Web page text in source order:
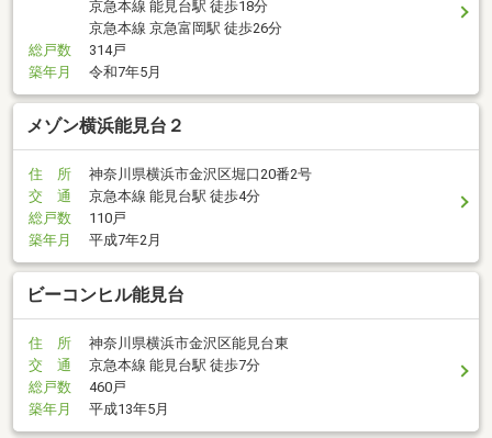
京急本線 能見台駅 徒歩18分
京急本線 京急富岡駅 徒歩26分
総戸数
314戸
築年月
令和7年5月
メゾン横浜能見台２
住 所
神奈川県横浜市金沢区堀口20番2号
交 通
京急本線 能見台駅 徒歩4分
総戸数
110戸
築年月
平成7年2月
ビーコンヒル能見台
住 所
神奈川県横浜市金沢区能見台東
交 通
京急本線 能見台駅 徒歩7分
総戸数
460戸
築年月
平成13年5月